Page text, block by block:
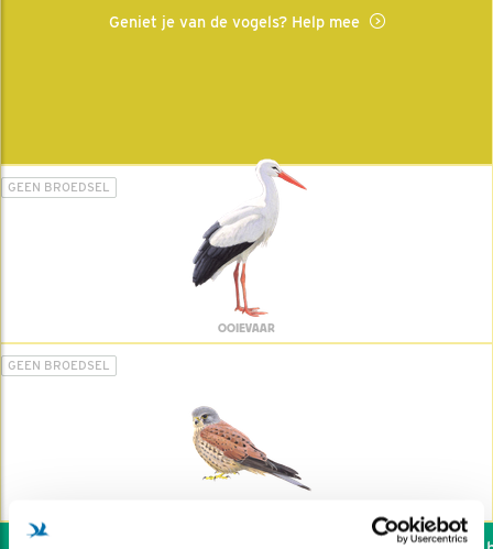
Geniet je van de vogels? Help mee
GEEN BROEDSEL
OOIEVAAR
GEEN BROEDSEL